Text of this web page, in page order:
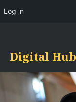
content
Digital Hub
Log In